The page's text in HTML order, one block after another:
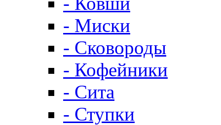
- Миски
- Сковороды
- Кофейники
- Сита
- Ступки